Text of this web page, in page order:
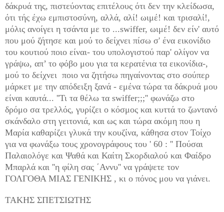
δάκρυά της, πιστεύοντας επιτέλους ότι δεν την κλείδωσα,
ότι τής έχω εμπιστοσύνη, αλλά, αλί! ωιμέ! και τρισαλί!,
μόλις ανοίγει η τσάντα με το ...swiffer, ωιμέ! δεν είν' αυτό
που μού ζήτησε και μού το δείχνει πίσω σ' ένα εικονίδιο
του κουτιού ποιο είναι- του υπολογιστού παρ' ολίγον να
γράψω, απ’ το φόβο μου για τα κερατένια τα εικονίδια-,
μού το δείχνει ποιο να ζητήσω πηγαίνοντας στο σούπερ
μάρκετ με την απόδειξη ξανά - εμένα τώρα τα δάκρυά μου
είναι καυτά... ''Τι τα θέλω τα swiffer;;;'' φωνάζω στο
δρόμο σα τρελλός, γυρίζει ο κόσμος και κυττά το ζωντανό
σκάνδαλο στη γειτονιά, και ως και τώρα ακόμη που η
Μαρία καθαρίζει γλυκά την κουζίνα, κάθησα στον Τοίχο
για να φωνάξω τους χρονογράφους του ' 60 : '' Πούσαι
Παλαιολόγε και Ψαθά και Καίτη Σκορδιαλού και Φαίδρο
Μπαρλά και ''η φίλη σας ΄Αννυ'' να γράψετε τον
ΓΟΛΓΟΘΑ ΜΙΑΣ ΓΕΝΙΚΗΣ , κι ο πόνος μου να γιάνει.
TAKHΣ ΣΠΕΤΣΙΩΤΗΣ